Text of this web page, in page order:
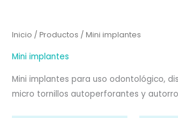
Inicio / Productos / Mini implantes
Mini implantes
Mini implantes para uso odontológico,
micro tornillos autoperforantes y